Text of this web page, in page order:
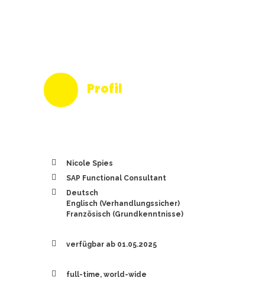
Profil
Nicole Spies
SAP Functional Consultant
Deutsch
Englisch (Verhandlungssicher)
Französisch (Grundkenntnisse)
verfügbar ab 01.05.2025
full-time, world-wide